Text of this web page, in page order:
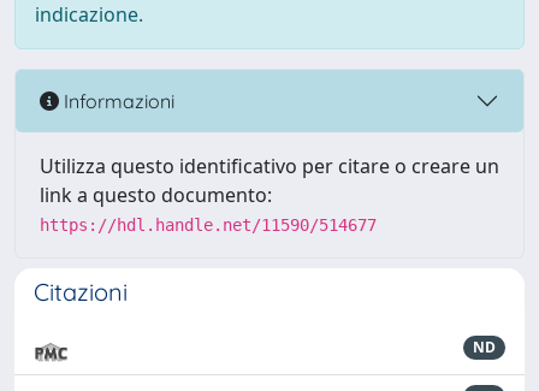
indicazione.
Informazioni
Utilizza questo identificativo per citare o creare un
link a questo documento:
https://hdl.handle.net/11590/514677
Citazioni
ND